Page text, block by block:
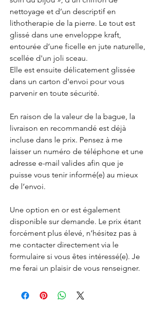
nettoyage et d’un descriptif en
lithotherapie de la pierre. Le tout est
glissé dans une enveloppe kraft,
entourée d’une ficelle en jute naturelle,
scellée d'un joli sceau.
Elle est ensuite délicatement glissée
dans un carton d'envoi pour vous
parvenir en toute sécurité.
En raison de la valeur de la bague, la
livraison en recommandé est déjà
incluse dans le prix. Pensez à me
laisser un numéro de téléphone et une
adresse e-mail valides afin que je
puisse vous tenir informé(e) au mieux
de l’envoi.
Une option en or est également
disponible sur demande. Le prix étant
forcément plus élevé, n’hésitez pas à
me contacter directement via le
formulaire si vous êtes intéressé(e). Je
me ferai un plaisir de vous renseigner.